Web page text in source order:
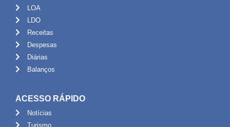
LOA
LDO
Receitas
Despesas
Diárias
Balanços
ACESSO RÁPIDO
Notícias
Turismo